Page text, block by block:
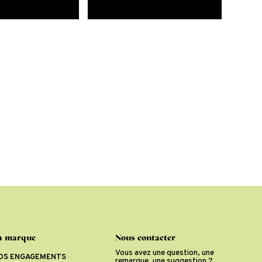
marque
ENGAGEMENTS
Nous contacter
Vous avez une question, une